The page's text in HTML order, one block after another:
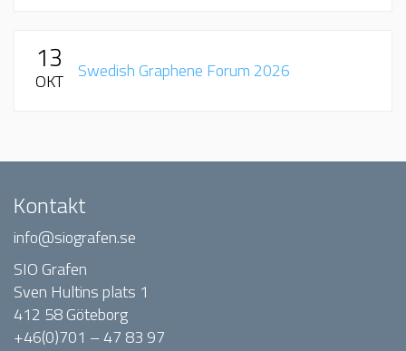
13
OKT Swedish Graphene Forum 2026
Kontakt
info@siografen.se
SIO Grafen
Sven Hultins plats 1
412 58 Göteborg
+46(0)701 – 47 83 97